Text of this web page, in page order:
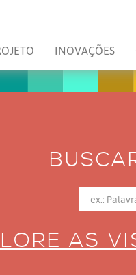
INOVAÇÕES
AS